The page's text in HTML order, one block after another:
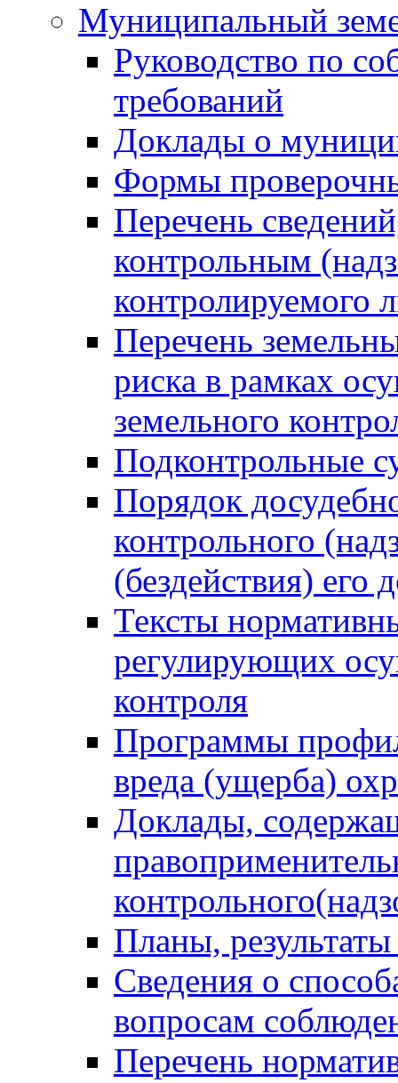
Муниципальный
Руководство по
требований
Доклады о
Формы
Перечень
контрольным
контролируемого
Перечень
риска в рамках
земельного
Подконтрольные
Порядок
контрольного
(бездействия)
Тексты
регулирующих
контроля
Программы
вреда (ущерба)
Доклады,
Планы,
Сведения о
вопросам
Перечень